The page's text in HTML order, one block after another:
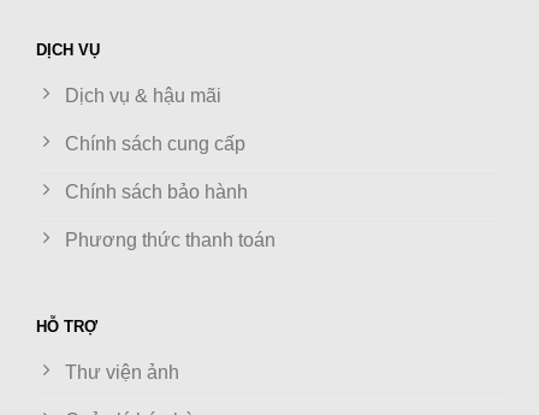
DỊCH VỤ
Dịch vụ & hậu mãi
Chính sách cung cấp
Chính sách bảo hành
Phương thức thanh toán
HỖ TRỢ
Thư viện ảnh